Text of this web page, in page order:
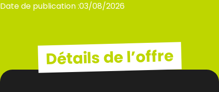
Date de publication :03/08/2026
Détails de l’offre